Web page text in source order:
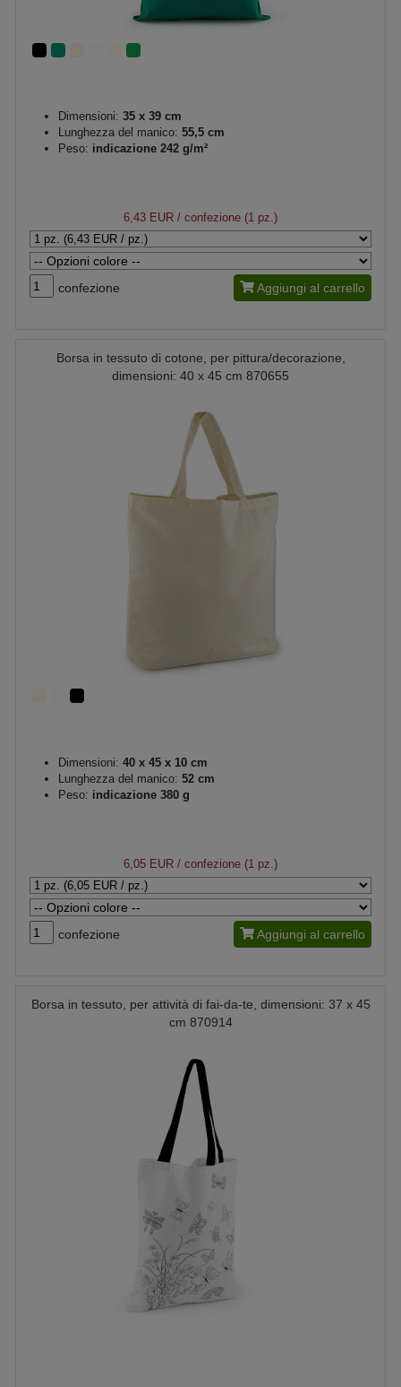
Dimensioni: 35 x 39 cm
Lunghezza del manico: 55,5 cm
Peso: indicazione 242 g/m²
6,43 EUR / confezione (1 pz.)
confezione Aggiungi al carrello
Borsa in tessuto di cotone, per pittura/decorazione,
dimensioni: 40 x 45 cm 870655
Dimensioni: 40 x 45 x 10 cm
Lunghezza del manico: 52 cm
Peso: indicazione 380 g
6,05 EUR / confezione (1 pz.)
confezione Aggiungi al carrello
Borsa in tessuto, per attività di fai-da-te, dimensioni: 37 x 45
cm 870914